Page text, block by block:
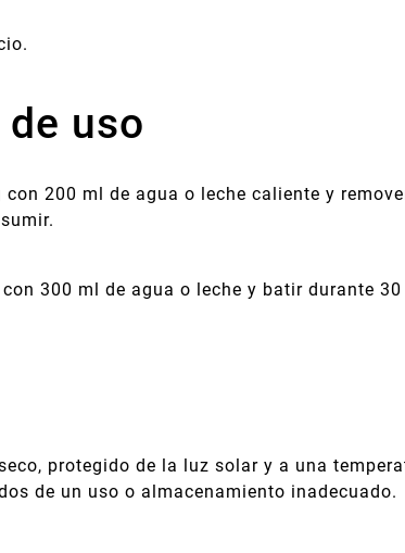
uso
con 200 ml de agua o leche caliente y
300 ml de agua o leche y batir durante
protegido de la luz solar y a una
de un uso o almacenamiento inadecuado.